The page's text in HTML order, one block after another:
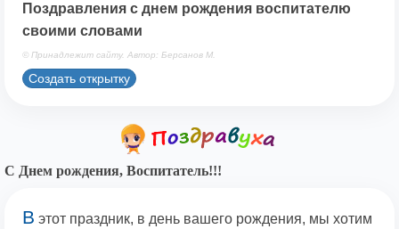
Поздравления с днем рождения воспитателю
своими словами
© Принадлежит сайту. Автор: Берсанов М.
Создать открытку
С Днем рождения, Воспитатель!!!
В этот праздник, в день вашего рождения, мы хотим